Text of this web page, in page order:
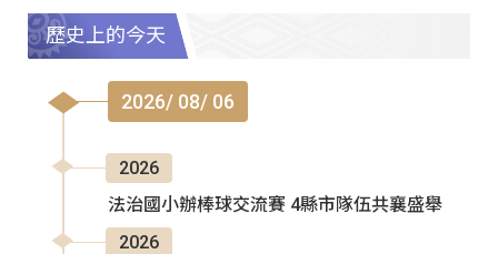
歷史上的今天
2026/ 08/ 06
2026
法治國小辦棒球交流賽 4縣市隊伍共襄盛舉
2026